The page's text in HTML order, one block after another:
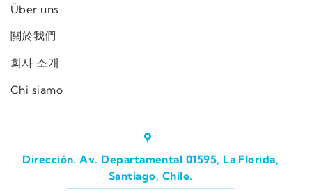
Über uns
關於我們
회사 소개
Chi siamo
Dirección. Av. Departamental 01595, La Florida,
Santiago, Chile.